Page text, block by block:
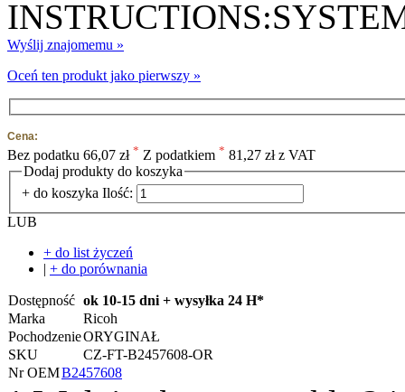
Wyślij znajomemu »
Oceń ten produkt jako pierwszy »
Cena:
Bez podatku 66,07 zł * Z podatkiem * 81,27 zł z VAT
Dodaj produkty do koszyka
+ do koszyka Ilość:
LUB
+ do list życzeń
| + do porównania
Dostępność ok 10-15 dni + wysyłka 24 H*
Marka
Ricoh
PochodzenieORYGINAŁ
SKU
CZ-FT-B2457608-OR
Nr OEMB2457608